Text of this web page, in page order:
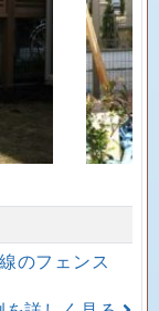
のフェンス